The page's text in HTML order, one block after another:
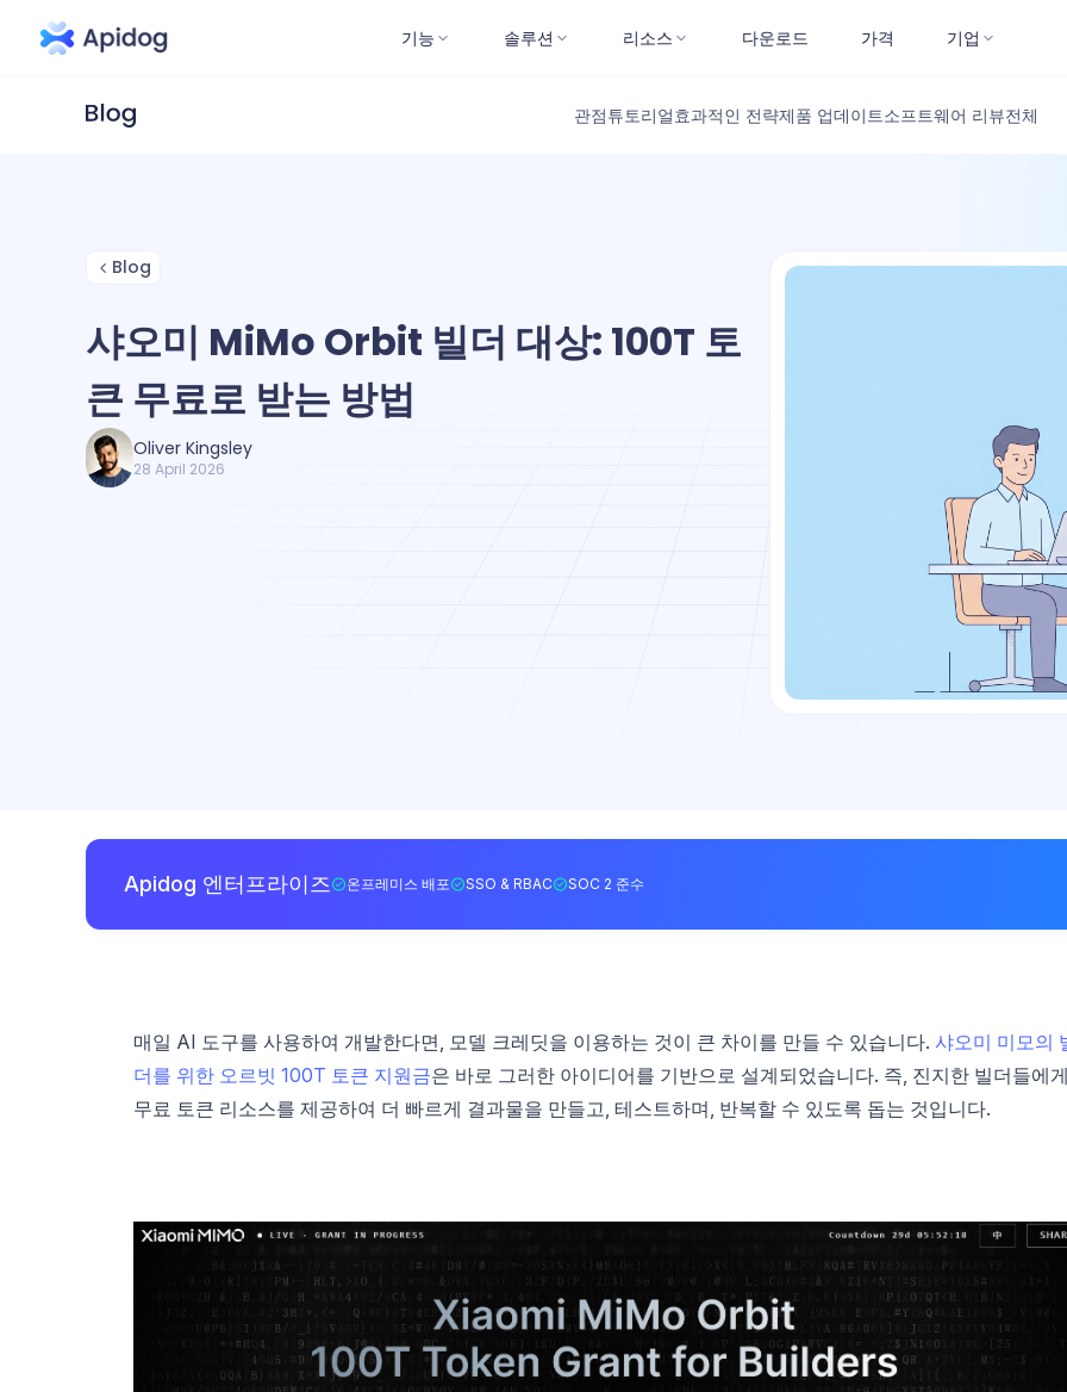
기능 솔루션 리소스 다운로드 가격 기업
관점튜토리얼효과적인 전략제품 업데이트소프트웨어 리뷰전체
Blog
샤오미 MiMo Orbit 빌더 대상: 100T 토
큰 무료로 받는 방법
Oliver Kingsley
28 April 2026
Apidog 엔터프라이즈 온프레미스 배포 SSO & RBAC SOC 2 준수
매일 AI 도구를 사용하여 개발한다면, 모델 크레딧을 이용하는 것이 큰 차이를 만들 수 있습니다. 샤오미 미모의
더를 위한 오르빗 100T 토큰 지원금은 바로 그러한 아이디어를 기반으로 설계되었습니다. 즉, 진지한 빌더들에게
무료 토큰 리소스를 제공하여 더 빠르게 결과물을 만들고, 테스트하며, 반복할 수 있도록 돕는 것입니다.